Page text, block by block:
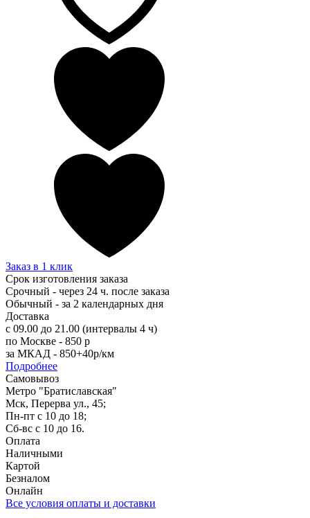
Заказ в 1 клик
Срок изготовления заказа
Срочный - через 24 ч. после заказа
Обычный - за 2 календарных дня
Доставка
с 09.00 до 21.00 (интервалы 4 ч)
по Москве - 850 р
за МКАД - 850+40р/км
Подробнее
Самовывоз
Метро "Братиславская"
Мск, Перерва ул., 45;
Пн-пт с 10 до 18;
Сб-вс с 10 до 16.
Оплата
Наличными
Картой
Безналом
Онлайн
Все условия оплаты и доставки